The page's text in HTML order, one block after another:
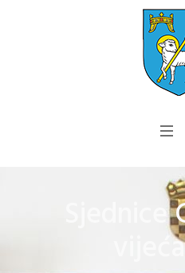
Sjednice